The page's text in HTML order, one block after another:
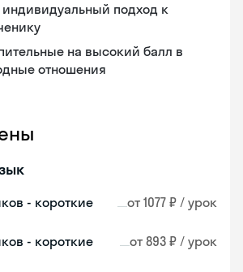
индивидуальный подход к
на высокий балл в
отношения
- короткие
от 1077 ₽ / урок
- короткие
от 893 ₽ / урок